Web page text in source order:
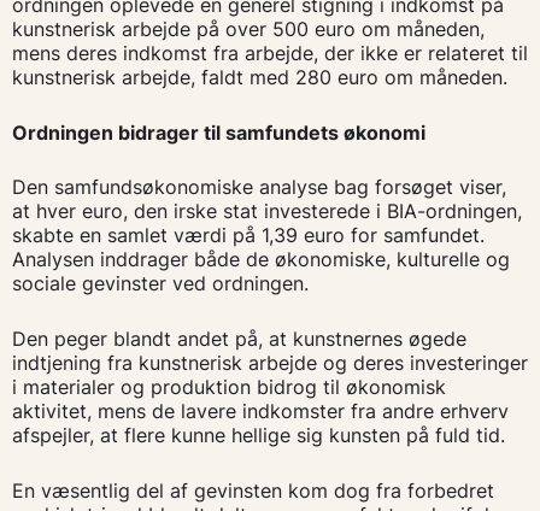
ordningen oplevede en generel stigning i indkomst på
kunstnerisk arbejde på over 500 euro om måneden,
mens deres indkomst fra arbejde, der ikke er relateret til
kunstnerisk arbejde, faldt med 280 euro om måneden.
Ordningen bidrager til samfundets økonomi
Den samfundsøkonomiske analyse bag forsøget viser,
at hver euro, den irske stat investerede i BIA-ordningen,
skabte en samlet værdi på 1,39 euro for samfundet.
Analysen inddrager både de økonomiske, kulturelle og
sociale gevinster ved ordningen.
Den peger blandt andet på, at kunstnernes øgede
indtjening fra kunstnerisk arbejde og deres investeringer
i materialer og produktion bidrog til økonomisk
aktivitet, mens de lavere indkomster fra andre erhverv
afspejler, at flere kunne hellige sig kunsten på fuld tid.
En væsentlig del af gevinsten kom dog fra forbedret